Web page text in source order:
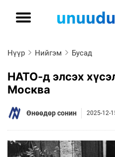
Нүүр Нийгэм Бусад
НАТО-д элсэх
Москва
Өнөөдөр сонин 2025-12-